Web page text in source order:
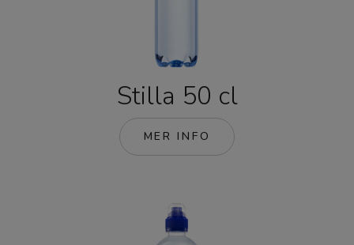
Stilla 50 cl
MER INFO